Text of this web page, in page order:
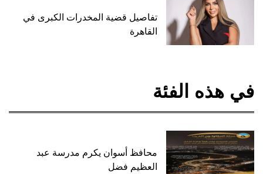
تفاصيل قضية المخدرات الكبرى في
القاهرة
في هذه الفئة
محافظ أسوان يكرم مدرسة عبد
العظيم فضل